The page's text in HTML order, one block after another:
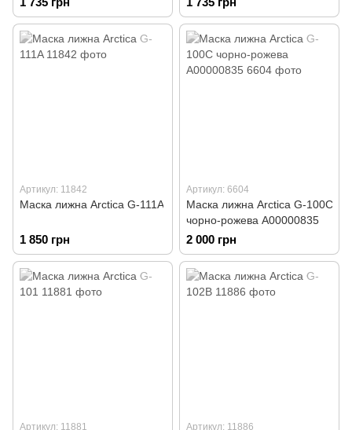
Артикул: 11842
Маска лижна Arctica G-111A
1 850 грн
Артикул: 6604
Маска лижна Arctica G-100C
чорно-рожева А00000835
2 000 грн
Артикул: 11881 Артикул: 11886